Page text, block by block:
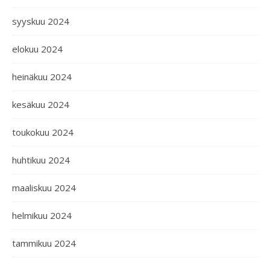
syyskuu 2024
elokuu 2024
heinäkuu 2024
kesäkuu 2024
toukokuu 2024
huhtikuu 2024
maaliskuu 2024
helmikuu 2024
tammikuu 2024